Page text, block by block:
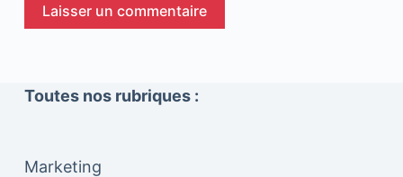
Laisser un commentaire
Toutes nos rubriques :
Marketing